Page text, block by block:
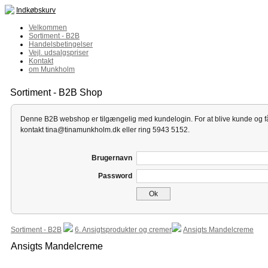
Indkøbskurv
Velkommen
Sortiment - B2B
Handelsbetingelser
Vejl. udsalgspriser
Kontakt
om Munkholm
Sortiment - B2B Shop
Denne B2B webshop er tilgængelig med kundelogin. For at blive kunde og
kontakt tina@tinamunkholm.dk eller ring 5943 5152.
Brugernavn
Password
Ok
Sortiment - B2B 6. Ansigtsprodukter og cremer Ansigts Mandelcreme
Ansigts Mandelcreme